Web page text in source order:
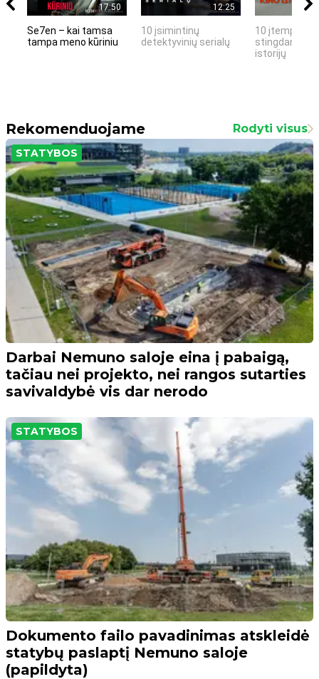
17:50
Se7en – kai tamsa
tampa meno kūriniu
12:25
10 įsimintinų
detektyvinių serialų
10 įtemptų,
stingdančių
istorijų
Rekomenduojame Rodyti visus
STATYBOS
Darbai Nemuno saloje eina į pabaigą,
tačiau nei projekto, nei rangos sutarties
savivaldybė vis dar nerodo
STATYBOS
Dokumento failo pavadinimas atskleidė
statybų paslaptį Nemuno saloje
(papildyta)